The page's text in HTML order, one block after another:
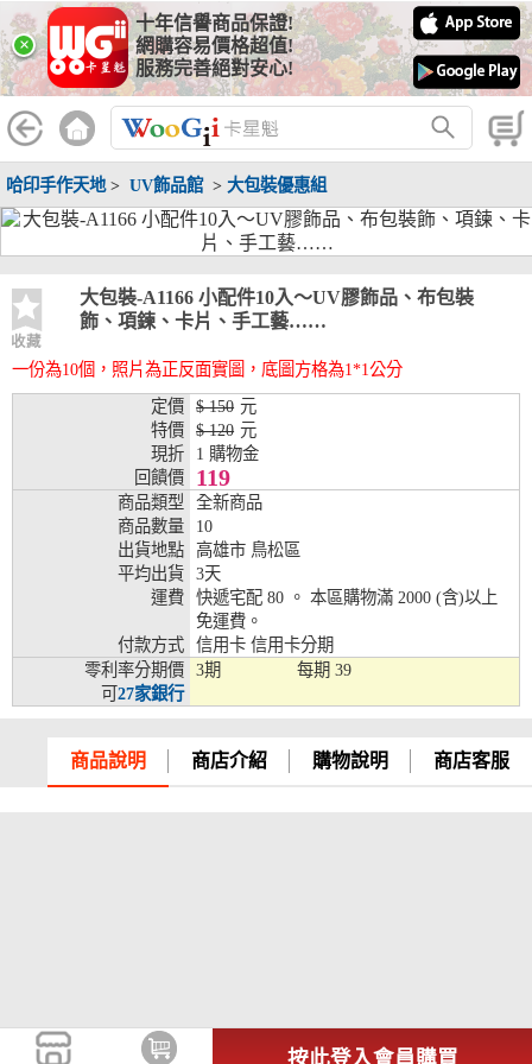
×
十年信譽商品保證!
網購容易價格超值!
服務完善絕對安心!
哈印手作天地> UV飾品館> 大包裝優惠組
收藏
大包裝-A1166 小配件10入～UV膠飾品、布包裝
飾、項鍊、卡片、手工藝……
一份為10個，照片為正反面實圖，底圖方格為1*1公分
定價
$ 150 元
特價
$ 120 元
現折
1 購物金
回饋價
119
商品類型
全新商品
商品數量
10
出貨地點
高雄市 鳥松區
平均出貨
3天
運費
快遞宅配 80 。 本區購物滿 2000 (含)以上
免運費。
付款方式
信用卡 信用卡分期
零利率分期價
可27家銀行
3期 每期 39
商品說明 商店介紹 購物說明 商店客服
按此登入會員購買
線上分期銀行
WooGii 與 綠界 合作，『信用卡分期付款』 與 『信用卡零利率
分期付款』 的配合銀行如下：
分期期數 提供分期之銀行
兆豐銀行、合作金庫、第一銀行、華南銀行、
彰化銀行、上海銀行、富邦銀行、國泰世華、
台灣企銀、台中銀行、匯豐銀行、華泰銀行、
銀、元大銀行、永豐銀行、玉山銀行、凱基銀
行、星展銀行、台新銀行、安泰銀行、中國信
兆豐銀行、合作金庫、第一銀行、華南銀行、
彰化銀行、上海銀行、富邦銀行、國泰世華、
台灣企銀、台中銀行、匯豐銀行、華泰銀行、
臺灣新光銀行、陽信銀行、聯邦銀行、遠東商
銀、元大銀行、永豐銀行、玉山銀行、凱基銀
行、星展銀行、台新銀行、安泰銀行、中國信
託、台灣樂天、三信商銀
兆豐銀行、合作金庫、第一銀行、華南銀行、
彰化銀行、上海銀行、富邦銀行、國泰世華、
台灣企銀、台中銀行、匯豐銀行、華泰銀行、
臺灣新光銀行、陽信銀行、聯邦銀行、遠東商
銀、元大銀行、永豐銀行、玉山銀行、凱基銀
行、星展銀行、台新銀行、安泰銀行、中國信
託、台灣樂天、三信商銀
彰化銀行、上海銀行、富邦銀行、國泰世華、
台灣企銀、台中銀行、匯豐銀行、華泰銀行、